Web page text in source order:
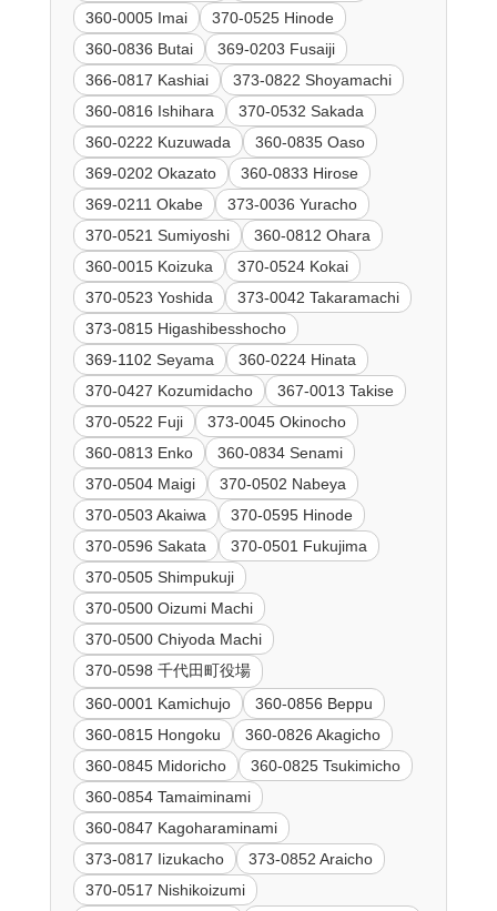
360-0005 Imai
370-0525 Hinode
360-0836 Butai
369-0203 Fusaiji
366-0817 Kashiai
373-0822 Shoyamachi
360-0816 Ishihara
370-0532 Sakada
360-0222 Kuzuwada
360-0835 Oaso
369-0202 Okazato
360-0833 Hirose
369-0211 Okabe
373-0036 Yuracho
370-0521 Sumiyoshi
360-0812 Ohara
360-0015 Koizuka
370-0524 Kokai
370-0523 Yoshida
373-0042 Takaramachi
373-0815 Higashibesshocho
369-1102 Seyama
360-0224 Hinata
370-0427 Kozumidacho
367-0013 Takise
370-0522 Fuji
373-0045 Okinocho
360-0813 Enko
360-0834 Senami
370-0504 Maigi
370-0502 Nabeya
370-0503 Akaiwa
370-0595 Hinode
370-0596 Sakata
370-0501 Fukujima
370-0505 Shimpukuji
370-0500 Oizumi Machi
370-0500 Chiyoda Machi
370-0598 千代田町役場
360-0001 Kamichujo
360-0856 Beppu
360-0815 Hongoku
360-0826 Akagicho
360-0845 Midoricho
360-0825 Tsukimicho
360-0854 Tamaiminami
360-0847 Kagoharaminami
373-0817 Iizukacho
373-0852 Araicho
370-0517 Nishikoizumi